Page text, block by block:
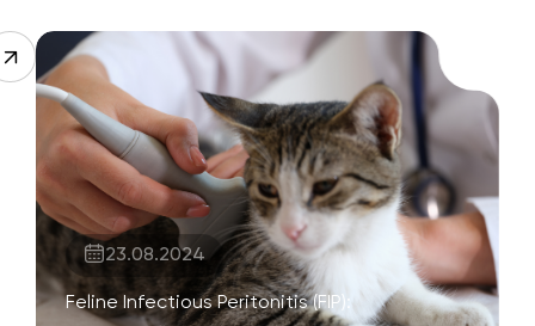
23.08.2024
Feline Infectious Peritonitis (FIP):